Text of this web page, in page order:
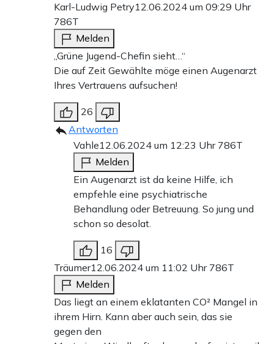
Karl-Ludwig Petry12.06.2024 um 09:29 Uhr
786T
Melden
„Grüne Jugend-Chefin sieht…“
Die auf Zeit Gewählte möge einen Augenarzt
Ihres Vertrauens aufsuchen!
26
Antworten
Vahle12.06.2024 um 12:23 Uhr 786T
Melden
Ein Augenarzt ist da keine Hilfe, ich
empfehle eine psychiatrische
Behandlung oder Betreuung. So jung und
schon so desolat.
16
Träumer12.06.2024 um 11:02 Uhr 786T
Melden
Das liegt an einem eklatanten CO² Mangel in
ihrem Hirn. Kann aber auch sein, das sie
gegen den